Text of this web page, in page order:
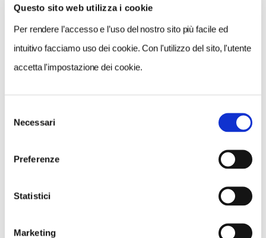
Questo sito web utilizza i cookie
Per rendere l’accesso e l’uso del nostro sito più facile ed
intuitivo facciamo uso dei cookie. Con l'utilizzo del sito, l'utente
accetta l'impostazione dei cookie.
delNecessari
Preferenze
Statistici
Marketing
Nessun risultato.